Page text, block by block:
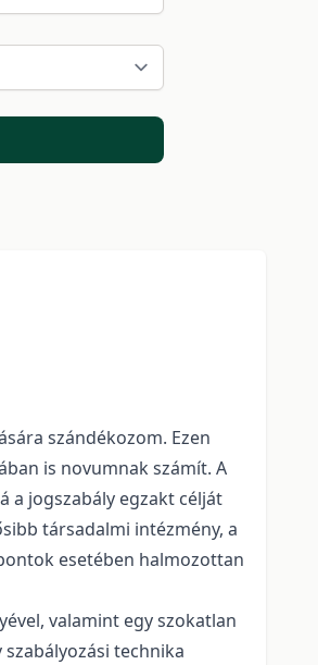
szándékozom. Ezen
is novumnak számít. A
a jogszabály egzakt célját
társadalmi intézmény, a
esetében halmozottan
valamint egy szokatlan
technika